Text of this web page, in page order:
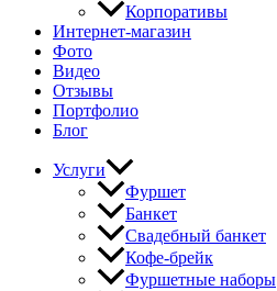
Корпоративы
Интернет-магазин
Фото
Видео
Отзывы
Портфолио
Блог
Услуги
Фуршет
Банкет
Свадебный банкет
Кофе-брейк
Фуршетные наборы